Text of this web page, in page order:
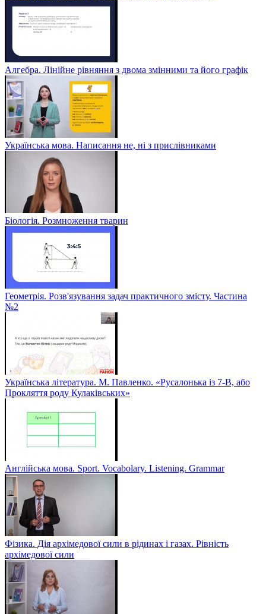
Алгебра. Лінійне рівняння з двома змінними та його графік
Українська мова. Написання не, ні з прислівниками
Біологія. Розмноження тварин
Геометрія. Розв'язування задач практичного змісту. Частина
№2
Українська література. М. Павленко. «Русалонька із 7-В, або
Прокляття роду Кулаківських»
Англійська мова. Sport. Vocabolary. Listening. Grammar
Фізика. Дія архімедової сили в рідинах і газах. Рівність
архімедової сили